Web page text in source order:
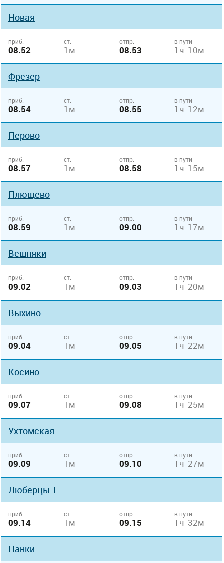
Новая
приб.
08.52
ст.
1м
отпр.
08.53
в пути
1ч 10м
Фрезер
приб.
08.54
ст.
1м
отпр.
08.55
в пути
1ч 12м
Перово
приб.
08.57
ст.
1м
отпр.
08.58
в пути
1ч 15м
Плющево
приб.
08.59
ст.
1м
отпр.
09.00
в пути
1ч 17м
Вешняки
приб.
09.02
ст.
1м
отпр.
09.03
в пути
1ч 20м
Выхино
приб.
09.04
ст.
1м
отпр.
09.05
в пути
1ч 22м
Косино
приб.
09.07
ст.
1м
отпр.
09.08
в пути
1ч 25м
Ухтомская
приб.
09.09
ст.
1м
отпр.
09.10
в пути
1ч 27м
Люберцы 1
приб.
09.14
ст.
1м
отпр.
09.15
в пути
1ч 32м
Панки